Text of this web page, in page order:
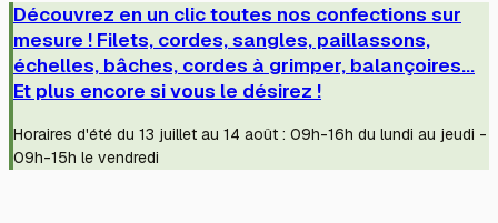
Découvrez en un clic toutes nos confections sur
mesure ! Filets, cordes, sangles, paillassons,
échelles, bâches, cordes à grimper, balançoires...
Et plus encore si vous le désirez !
Horaires d'été du 13 juillet au 14 août : 09h-16h du lundi au jeudi -
09h-15h le vendredi